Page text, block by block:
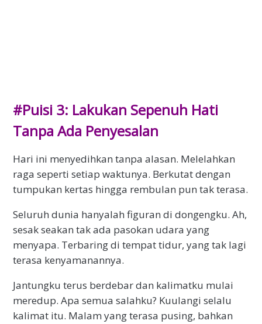
#Puisi 3: Lakukan Sepenuh Hati
Tanpa Ada Penyesalan
Hari ini menyedihkan tanpa alasan. Melelahkan
raga seperti setiap waktunya. Berkutat dengan
tumpukan kertas hingga rembulan pun tak terasa.
Seluruh dunia hanyalah figuran di dongengku. Ah,
sesak seakan tak ada pasokan udara yang
menyapa. Terbaring di tempat tidur, yang tak lagi
terasa kenyamanannya.
Jantungku terus berdebar dan kalimatku mulai
meredup. Apa semua salahku? Kuulangi selalu
kalimat itu. Malam yang terasa pusing, bahkan